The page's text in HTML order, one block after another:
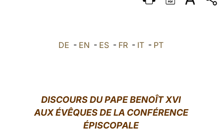
DEUTSCH
العربيّة DE - EN - ES - FR - IT - PT
DISCOURS DU PAPE BENOÎT XVI
AUX ÉVÊQUES DE LA CONFÉRENCE
ÉPISCOPALE